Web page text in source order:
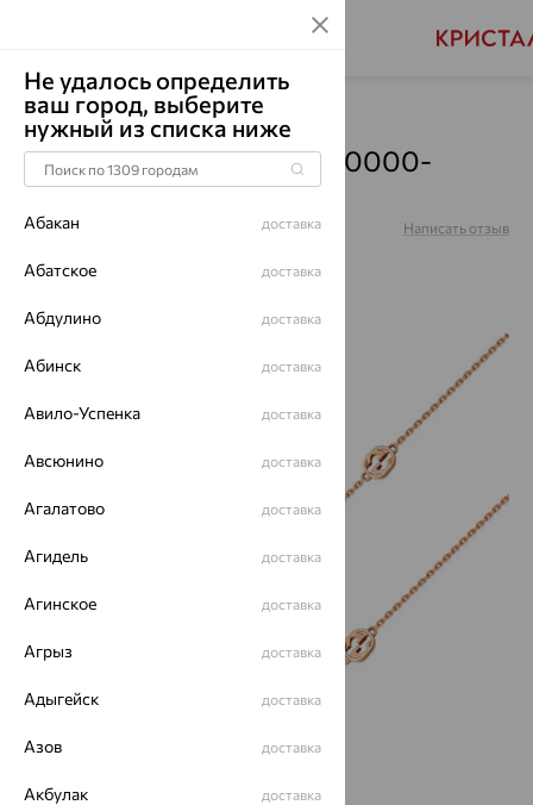
Главная Каталог Браслеты декоративные
Браслет, золото, 47-00-0000-
80119
Артикул: Написать отзыв
Не удалось определить
ваш город, выберите
нужный из списка ниже
Абакан доставка
Абатское доставка
Абдулино доставка
Абинск доставка
Авило-Успенка доставка
Авсюнино доставка
Агалатово доставка
Агидель доставка
Агинское доставка
Агрыз доставка
Адыгейск доставка
Азов доставка
Акбулак доставка